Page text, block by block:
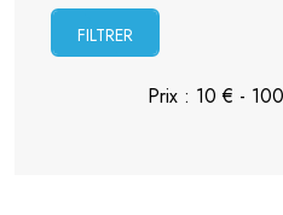
FILTRER